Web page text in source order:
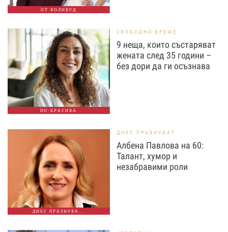
ОТ ХОЛИВУД
ПО-КРАСИВА
СВОБОДНО ВРЕМЕ
9 неща, които състаряват
жената след 35 години –
без дори да ги осъзнава
ДНЕС ПРАЗНУВА...
ДНЕС ПРАЗНУВАТ
Албена Павлова на 60:
Талант, хумор и
незабравими роли